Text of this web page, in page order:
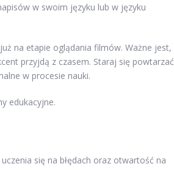
w swoim języku lub w języku
już na etapie oglądania filmów. Ważne jest,
przyjdą z czasem. Staraj się powtarzać
w procesie nauki.
edukacyjne.
się na błędach oraz otwartość na